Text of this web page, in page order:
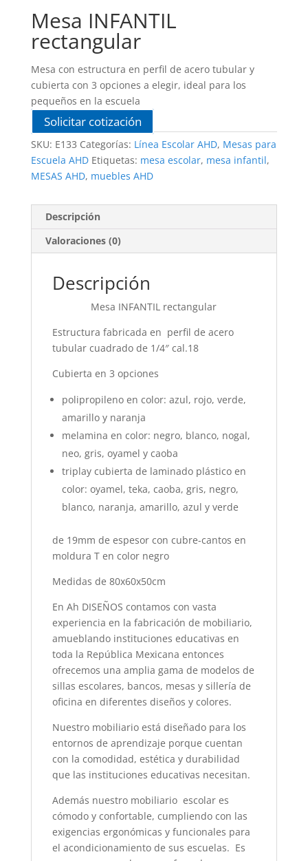
Mesa INFANTIL
rectangular
Mesa con estructura en perfil de acero tubular y
cubierta con 3 opciones a elegir, ideal para los
pequeños en la escuela
Solicitar cotización
SKU: E133 Categorías: Línea Escolar AHD, Mesas para
Escuela AHD Etiquetas: mesa escolar, mesa infantil,
MESAS AHD, muebles AHD
Descripción
Valoraciones (0)
Descripción
Mesa INFANTIL rectangular
Estructura fabricada en perfil de acero
tubular cuadrado de 1/4″ cal.18
Cubierta en 3 opciones
polipropileno en color: azul, rojo, verde,
amarillo y naranja
melamina en color: negro, blanco, nogal,
neo, gris, oyamel y caoba
triplay cubierta de laminado plástico en
color: oyamel, teka, caoba, gris, negro,
blanco, naranja, amarillo, azul y verde
de 19mm de espesor con cubre-cantos en
moldura T en color negro
Medidas de 80x60x50cm
En Ah DISEÑOS contamos con vasta
experiencia en la fabricación de mobiliario,
amueblando instituciones educativas en
toda la República Mexicana entonces
ofrecemos una amplia gama de modelos de
sillas escolares, bancos, mesas y sillería de
oficina en diferentes diseños y colores.
Nuestro mobiliario está diseñado para los
entornos de aprendizaje porque cuentan
con la comodidad, estética y durabilidad
que las instituciones educativas necesitan.
Además nuestro mobiliario escolar es
cómodo y confortable, cumpliendo con las
exigencias ergonómicas y funcionales para
el acondicionamiento de sus escuelas. Es